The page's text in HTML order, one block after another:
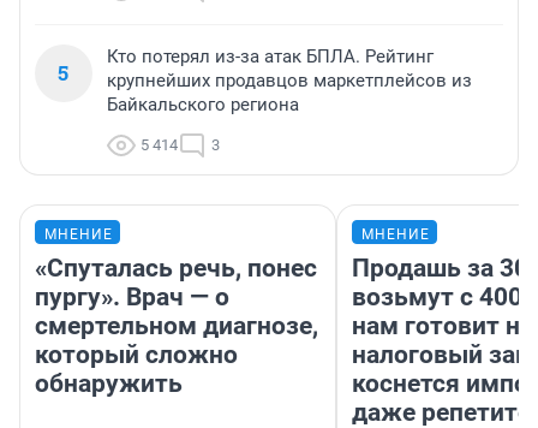
5
Кто потерял из-за атак БПЛА. Рейтинг
крупнейших продавцов маркетплейсов из
Байкальского региона
5 414 3
МНЕНИЕ
«Спуталась речь, понес
пургу». Врач — о
смертельном диагнозе,
который сложно
обнаружить
МНЕНИЕ
Продашь за
возьмут с
нам готовит
налоговый
коснется
даже